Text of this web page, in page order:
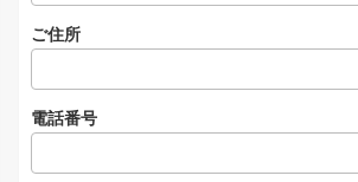
ご住所
電話番号